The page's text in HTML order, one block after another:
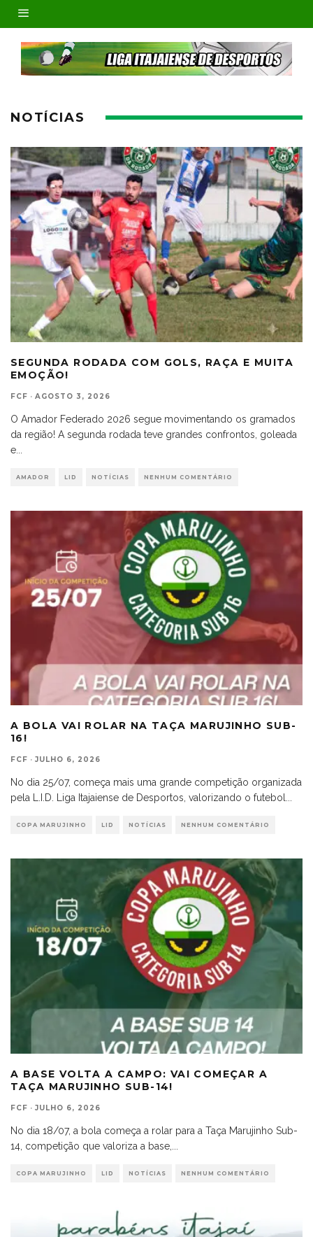
NOTÍCIAS
SEGUNDA RODADA COM GOLS, RAÇA E MUITA
EMOÇÃO!
FCF · AGOSTO 3, 2026
O Amador Federado 2026 segue movimentando os gramados
da região! A segunda rodada teve grandes confrontos, goleada
e
AMADOR LID NOTÍCIAS NENHUM COMENTÁRIO
A BOLA VAI ROLAR NA TAÇA MARUJINHO SUB-
16!
FCF · JULHO 6, 2026
No dia 25/07, começa mais uma grande competição organizada
pela L.I.D. Liga Itajaiense de Desportos, valorizando o futebol...
COPA MARUJINHO LID NOTÍCIAS NENHUM COMENTÁRIO
A BASE VOLTA A CAMPO: VAI COMEÇAR A
TAÇA MARUJINHO SUB-14!
FCF · JULHO 6, 2026
No dia 18/07, a bola começa a rolar para a Taça Marujinho Sub-
14, competição que valoriza a base,
COPA MARUJINHO LID NOTÍCIAS NENHUM COMENTÁRIO